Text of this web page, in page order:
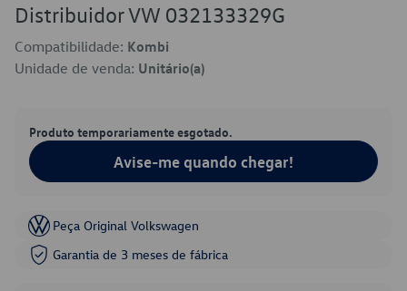
Distribuidor VW 032133329G
Compatibilidade: Kombi
Unidade de venda: Unitário(a)
Produto temporariamente esgotado.
Avise-me quando chegar!
Peça Original Volkswagen
Garantia de 3 meses de fábrica